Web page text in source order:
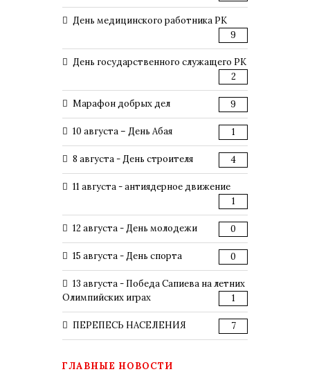
День медицинского работника РК
9
День государственного служащего РК
2
Марафон добрых дел 9
10 августа – День Абая 1
8 августа - День строителя 4
11 августа - антиядерное движение
1
12 августа - День молодежи 0
15 августа - День спорта 0
13 августа - Победа Сапиева на летних
Олимпийских играх
1
ПЕРЕПЕСЬ НАСЕЛЕНИЯ 7
ГЛАВНЫЕ НОВОСТИ